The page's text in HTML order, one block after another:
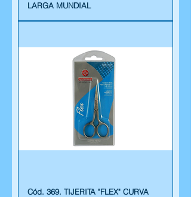
LARGA MUNDIAL
Cód. 369. TIJERITA "FLEX" CURVA